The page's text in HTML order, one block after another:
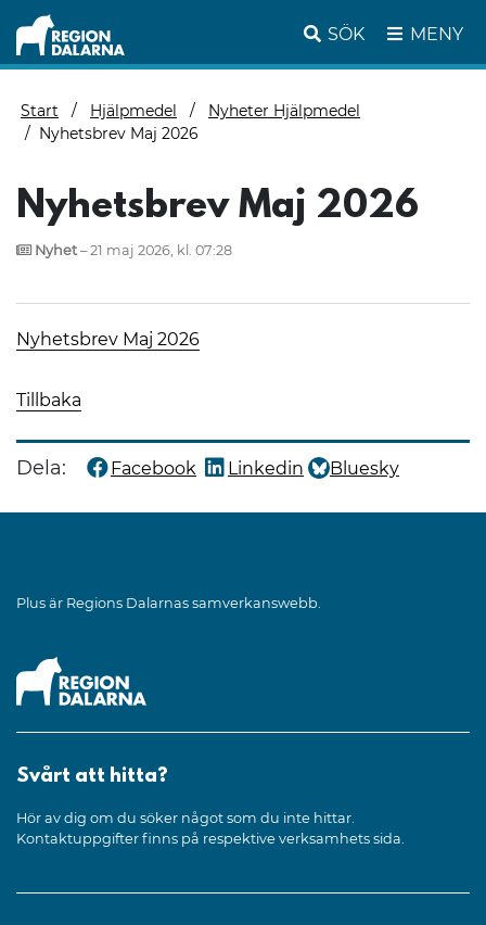
SÖK MENY
Start Hjälpmedel
Nyheter Hjälpmedel
Nyhetsbrev Maj 2026
Nyhetsbrev Maj 2026
Nyhet – 21 maj 2026, kl. 07:28
Nyhetsbrev Maj 2026
Tillbaka
Dela: Dela denna sida på
Facebook
Dela denna sida på
Linkedin
Dela denna sida på
Bluesky
Plus är Regions Dalarnas samverkanswebb.
Svårt att hitta?
Hör av dig om du söker något som du inte hittar.
Kontaktuppgifter finns på respektive verksamhets sida.